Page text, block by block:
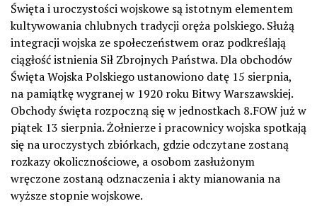
Święta i uroczystości wojskowe są istotnym elementem
kultywowania chlubnych tradycji oręża polskiego. Służą
integracji wojska ze społeczeństwem oraz podkreślają
ciągłość istnienia Sił Zbrojnych Państwa. Dla obchodów
Święta Wojska Polskiego ustanowiono datę 15 sierpnia,
na pamiątkę wygranej w 1920 roku Bitwy Warszawskiej.
Obchody święta rozpoczną się w jednostkach 8.FOW już w
piątek 13 sierpnia. Żołnierze i pracownicy wojska spotkają
się na uroczystych zbiórkach, gdzie odczytane zostaną
rozkazy okolicznościowe, a osobom zasłużonym
wręczone zostaną odznaczenia i akty mianowania na
wyższe stopnie wojskowe.